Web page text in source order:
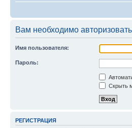
Вам необходимо
Имя пользователя:
Пароль:
Скрыть
РЕГИСТРАЦИЯ